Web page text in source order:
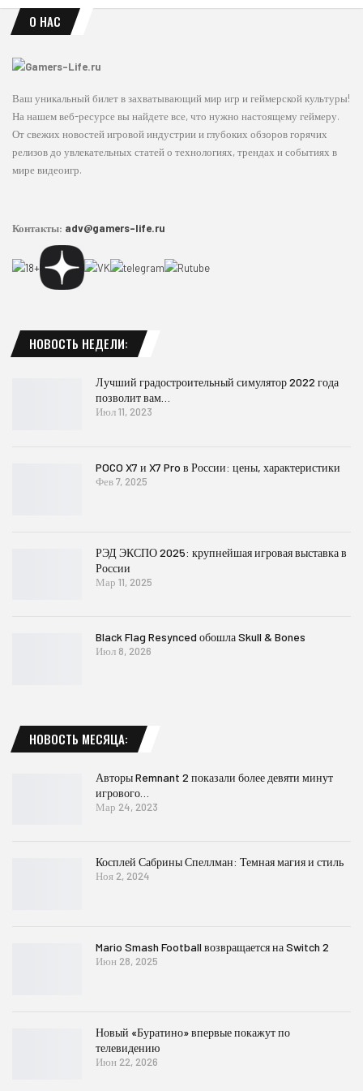
О НАС
Ваш уникальный билет в захватывающий мир игр и геймерской культуры!
На нашем веб-ресурсе вы найдете все, что нужно настоящему геймеру.
От свежих новостей игровой индустрии и глубоких обзоров горячих
релизов до увлекательных статей о технологиях, трендах и событиях в
мире видеоигр.
Контакты: adv@gamers-life.ru
НОВОСТЬ НЕДЕЛИ:
Лучший градостроительный симулятор 2022 года
позволит вам…
Июл 11, 2023
POCO X7 и X7 Pro в России: цены, характеристики
Фев 7, 2025
РЭД ЭКСПО 2025: крупнейшая игровая выставка в
России
Мар 11, 2025
Black Flag Resynced обошла Skull & Bones
Июл 8, 2026
НОВОСТЬ МЕСЯЦА:
Авторы Remnant 2 показали более девяти минут
игрового…
Мар 24, 2023
Косплей Сабрины Спеллман: Темная магия и стиль
Ноя 2, 2024
Mario Smash Football возвращается на Switch 2
Июн 28, 2025
Новый «Буратино» впервые покажут по
телевидению
Июн 22, 2026